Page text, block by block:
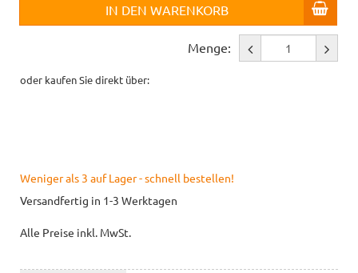
IN DEN WARENKORB
Menge:
oder kaufen Sie direkt über:
Weniger als 3 auf Lager - schnell bestellen!
Versandfertig in 1-3 Werktagen
Alle Preise inkl. MwSt.